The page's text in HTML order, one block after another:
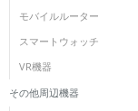
モバイルルーター
スマートウォッチ
VR機器
その他周辺機器